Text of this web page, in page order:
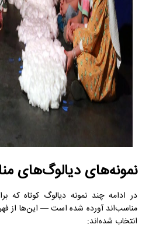
نمونه‌های دیالوگ‌های
در ادامه چند نمونه دیالوگ کوتاه
مناسب‌اند آورده شده است — این‌ها از
انتخاب شده‌اند: